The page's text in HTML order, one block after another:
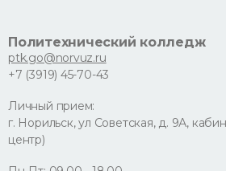
Политехнический колледж
ptk.go@norvuz.ru
+7 (3919) 45-70-43
Личный прием:
г. Норильск, ул Советская, д. 9А,
центр)